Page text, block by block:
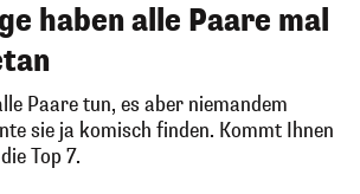
haben alle Paare mal
Paare tun, es aber niemandem
sie ja komisch finden. Kommt Ihnen
Top 7.